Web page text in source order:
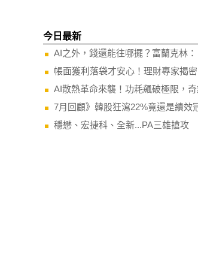
今日最新
AI之外，錢還能往哪擺？富蘭克林：
帳面獲利落袋才安心！理財專家揭
AI散熱革命來襲！功耗飆破極限，
7月回顧》韓股狂瀉22%竟還是績效
穩懋、宏捷科、全新...PA三雄搶攻